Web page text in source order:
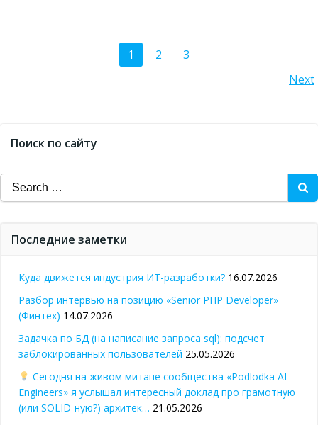
Page
1 Page
2 Page
3
Next
Поиск по сайту
Search
for:
Последние заметки
Куда движется индустрия ИТ-разработки? 16.07.2026
Разбор интервью на позицию «Senior PHP Developer»
(Финтех) 14.07.2026
Задачка по БД (на написание запроса sql): подсчет
заблокированных пользователей 25.05.2026
Сегодня на живом митапе сообщества «Podlodka AI
Engineers» я услышал интересный доклад про грамотную
(или SOLID-ную?) архитек… 21.05.2026